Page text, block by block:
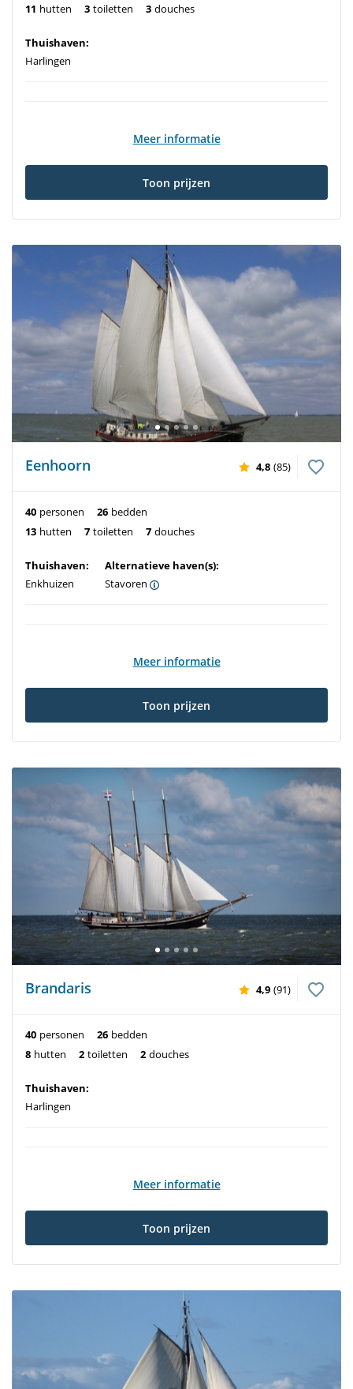
11 hutten 3 toiletten 3 douches
Thuishaven:
Harlingen
Meer informatie
Toon prijzen
Eenhoorn 4,8 (85)
40 personen 26 bedden
13 hutten 7 toiletten 7 douches
Thuishaven:
Enkhuizen
Alternatieve haven(s):
Stavoren
Meer informatie
Toon prijzen
Brandaris 4,9 (91)
40 personen 26 bedden
8 hutten 2 toiletten 2 douches
Thuishaven:
Harlingen
Meer informatie
Toon prijzen